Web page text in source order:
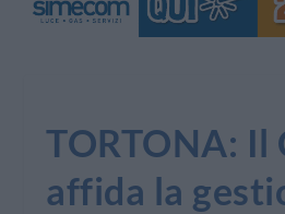
TORTONA: Il
affida la